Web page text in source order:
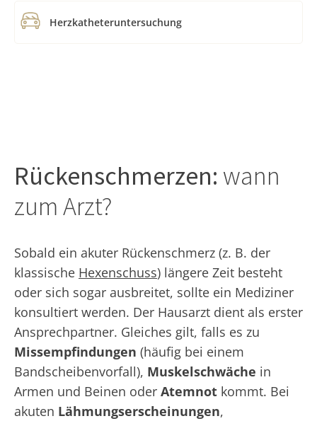
Herzkatheteruntersuchung
Rückenschmerzen: wann
zum Arzt?
Sobald ein akuter Rückenschmerz (z. B. der
klassische Hexenschuss) längere Zeit besteht
oder sich sogar ausbreitet, sollte ein Mediziner
konsultiert werden. Der Hausarzt dient als erster
Ansprechpartner. Gleiches gilt, falls es zu
Missempfindungen (häufig bei einem
Bandscheibenvorfall), Muskelschwäche in
Armen und Beinen oder Atemnot kommt. Bei
akuten Lähmungserscheinungen,